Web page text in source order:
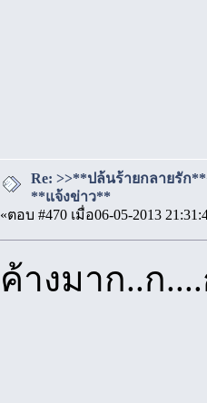
Re: >>**ปล้นร้ายกลายรัก
**แจ้งข่าว**
«ตอบ #470 เมื่อ06-05-2013
ค้างมาก..ก